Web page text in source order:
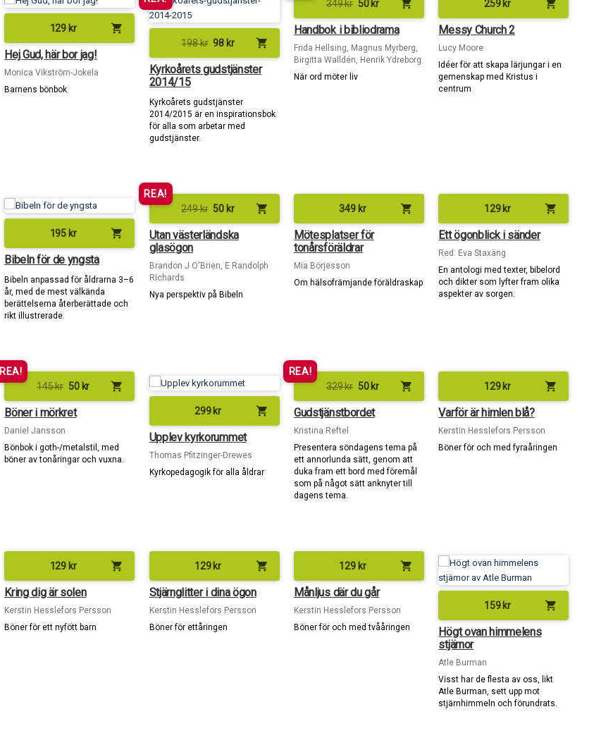
129 kr shopping_cart
Hej Gud, här bor jag!
Monica Vikström-Jokela
Barnens bönbok
198kr 98 kr shopping_cart
Kyrkoårets gudstjänster
2014/15
Kyrkoårets gudstjänster
2014/2015 är en inspirationsbok
för alla som arbetar med
gudstjänster.
349kr 50 kr shopping_cart
Handbok i bibliodrama
Frida Hellsing, Magnus Myrberg,
Birgitta Walldén, Henrik Ydreborg
När ord möter liv
259 kr shopping_cart
Messy Church 2
Lucy Moore
Idéer för att skapa lärjungar i en
gemenskap med Kristus i
centrum
195 kr shopping_cart
Bibeln för de yngsta
Bibeln anpassad för åldrarna 3–6
år, med de mest välkända
berättelserna återberättade och
rikt illustrerade.
REA!
249kr 50 kr shopping_cart
Utan västerländska
glasögon
Brandon J O'Brien, E Randolph
Richards
Nya perspektiv på Bibeln
349 kr shopping_cart
Mötesplatser för
tonårsföräldrar
Mia Börjesson
Om hälsofrämjande föräldraskap
129 kr shopping_cart
Ett ögonblick i sänder
Red: Eva Staxäng
En antologi med texter, bibelord
och dikter som lyfter fram olika
aspekter av sorgen.
REA!
145kr 50 kr shopping_cart
Böner i mörkret
Daniel Jansson
Bönbok i goth-/metalstil, med
böner av tonåringar och vuxna.
299 kr shopping_cart
Upplev kyrkorummet
Thomas Pfitzinger-Drewes
Kyrkopedagogik för alla åldrar
REA!
329kr 50 kr shopping_cart
Gudstjänstbordet
Kristina Reftel
Presentera söndagens tema på
ett annorlunda sätt, genom att
duka fram ett bord med föremål
som på något sätt anknyter till
dagens tema.
129 kr shopping_cart
Varför är himlen blå?
Kerstin Hesslefors Persson
Böner för och med fyraåringen
129 kr shopping_cart
Kring dig är solen
Kerstin Hesslefors Persson
Böner för ett nyfött barn
129 kr shopping_cart
Stjärnglitter i dina ögon
Kerstin Hesslefors Persson
Böner för ettåringen
129 kr shopping_cart
Månljus där du går
Kerstin Hesslefors Persson
Böner för och med tvååringen
159 kr shopping_cart
Högt ovan himmelens
stjärnor
Atle Burman
Visst har de flesta av oss, likt
Atle Burman, sett upp mot
stjärnhimmeln och förundrats.